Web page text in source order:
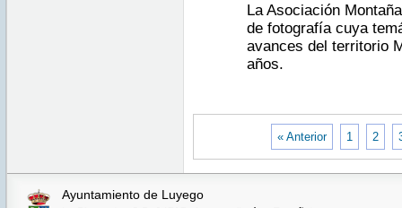
2019
La Asociación
de fotografía cuya
avances del territorio
años.
« Anterior 1 2
Ayuntamiento de Luyego